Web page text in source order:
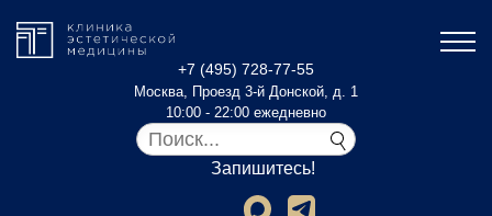
+7 (495) 728-77-55
Москва, Проезд 3-й Донской, д. 1
10:00 - 22:00 ежедневно
Запишитесь!